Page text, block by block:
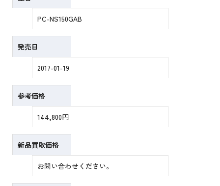
PC-NS150GAB
発売日
2017-01-19
参考価格
144,800円
新品買取価格
お問い合わせください。